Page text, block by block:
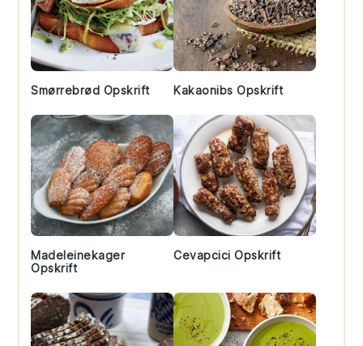
Smørrebrød Opskrift Kakaonibs Opskrift
Madeleinekager
Opskrift
Cevapcici Opskrift